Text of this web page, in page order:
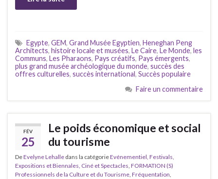
Egypte, GEM, Grand Musée Egyptien, Heneghan Peng
Architects, histoire locale et musées, Le Caire, Le Monde, les
Communs, Les Pharaons, Pays créatifs, Pays émergents,
plus grand musée archéologique du monde, succès des
offres culturelles, succès international, Succès populaire
Faire un commentaire
FÉV
25
Le poids économique et social
du tourisme
DeEvelyne Lehalle dans la catégorieEvénementiel, Festivals,
Expositions et Biennales, Ciné et Spectacles, FORMATION (S)
Professionnels de la Culture et du Tourisme, Fréquentation,